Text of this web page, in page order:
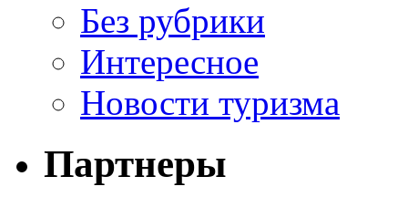
Без рубрики
Интересное
Новости туризма
Партнеры